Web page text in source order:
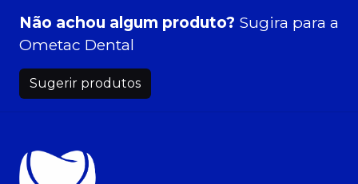
Não achou algum produto? Sugira para a
Ometac Dental
Sugerir produtos